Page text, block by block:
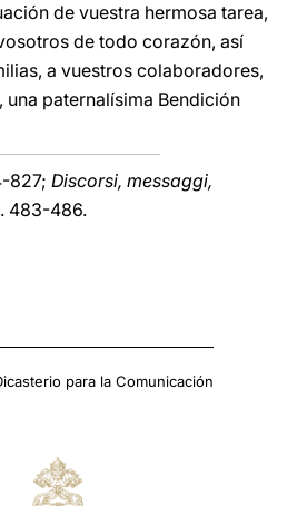
de vuestra hermosa tarea,
de todo corazón, así
a vuestros colaboradores,
una paternalísima Bendición
827; Discorsi, messaggi,
483-486.
para la Comunicación